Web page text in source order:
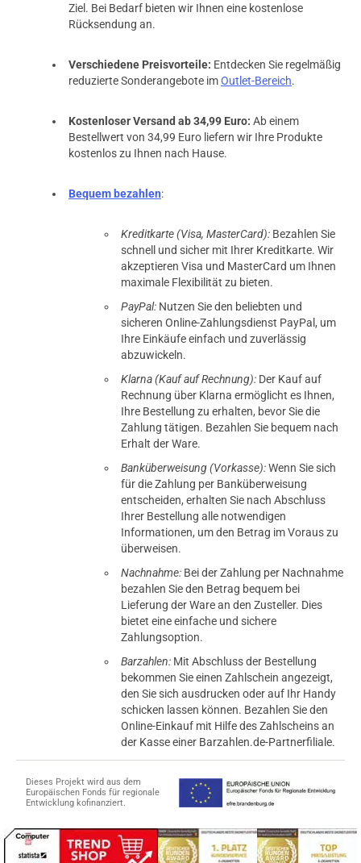
Ziel. Bei Bedarf bieten wir Ihnen eine kostenlose
Rücksendung an.
Verschiedene Preisvorteile: Entdecken Sie regelmäßig
reduzierte Sonderangebote imOutlet-Bereich.
Kostenloser Versand ab 34,99 Euro: Ab einem
Bestellwert von 34,99 Euro liefern wir Ihre Produkte
kostenlos zu Ihnen nach Hause.
Bequem bezahlen:
Kreditkarte (Visa, MasterCard): Bezahlen Sie
schnell und sicher mit Ihrer Kreditkarte. Wir
akzeptieren Visa und MasterCard um Ihnen
maximale Flexibilität zu bieten.
PayPal: Nutzen Sie den beliebten und
sicheren Online-Zahlungsdienst PayPal, um
Ihre Einkäufe einfach und zuverlässig
abzuwickeln.
Klarna (Kauf auf Rechnung): Der Kauf auf
Rechnung über Klarna ermöglicht es Ihnen,
Ihre Bestellung zu erhalten, bevor Sie die
Zahlung tätigen. Bezahlen Sie bequem nach
Erhalt der Ware.
Banküberweisung (Vorkasse):Wenn Sie sich
für die Zahlung per Banküberweisung
entscheiden, erhalten Sie nach Abschluss
Ihrer Bestellung alle notwendigen
Informationen, um den Betrag im Voraus zu
überweisen.
Nachnahme: Bei der Zahlung per Nachnahme
bezahlen Sie den Betrag bequem bei
Lieferung der Ware an den Zusteller. Dies
bietet eine einfache und sichere
Zahlungsoption.
Barzahlen: Mit Abschluss der Bestellung
bekommen Sie einen Zahlschein angezeigt,
den Sie sich ausdrucken oder auf Ihr Handy
schicken lassen können. Bezahlen Sie den
Online-Einkauf mit Hilfe des Zahlscheins an
der Kasse einer Barzahlen.de-Partnerfiliale.
Dieses Projekt wird aus dem
Europäischen Fonds für regionale
Entwicklung kofinanziert.